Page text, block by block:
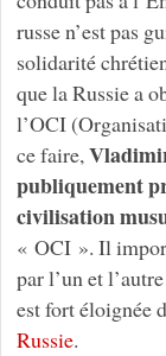
russe n’est pas
solidarité
que la Russie a
l’OCI
ce faire,
publiquement
civilisation
« OCI ». Il
par l’un et
est fort éloignée
Russie.